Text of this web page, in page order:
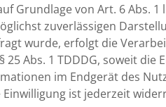
Grundlage von Art. 6 Abs. 1
zuverlässigen
wurde, erfolgt die
25 Abs. 1 TDDDG, soweit
im Endgerät des
Einwilligung ist jederzeit